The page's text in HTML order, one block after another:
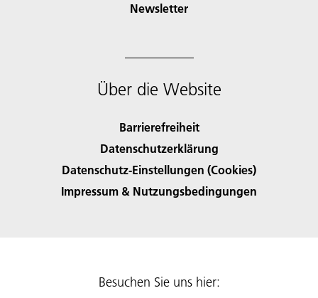
Newsletter
Über die Website
Barrierefreiheit
Datenschutzerklärung
Datenschutz-Einstellungen (Cookies)
Impressum & Nutzungsbedingungen
Besuchen Sie uns hier: